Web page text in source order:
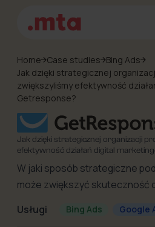
Home Case studies Bing Ads
Jak dzięki strategicznej
zwiększyliśmy efektywność
Getresponse?
Jak dzięki strategicznej organizacji
efektywność działań digital
W jaki sposób strategiczne
może zwiększyć skuteczność
Usługi
Bing Ads Google